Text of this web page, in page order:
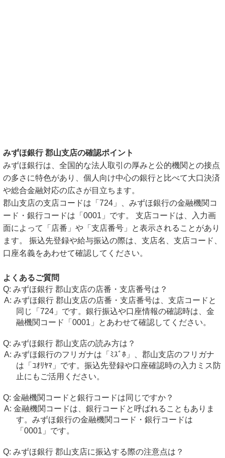
みずほ銀行 郡山支店の確認ポイント
みずほ銀行は、全国的な法人取引の厚みと公的機関との接点
の多さに特色があり、個人向け中心の銀行と比べて大口決済
や総合金融対応の広さが目立ちます。
郡山支店の支店コードは「724」、みずほ銀行の金融機関コ
ード・銀行コードは「0001」です。 支店コードは、入力画
面によって「店番」や「支店番号」と表示されることがあり
ます。 振込先登録や給与振込の際は、支店名、支店コード、
口座名義をあわせて確認してください。
よくあるご質問
みずほ銀行 郡山支店の店番・支店番号は？
みずほ銀行 郡山支店の店番・支店番号は、支店コードと
同じ「724」です。銀行振込や口座情報の確認時は、金
融機関コード「0001」とあわせて確認してください。
みずほ銀行 郡山支店の読み方は？
みずほ銀行のフリガナは「ﾐｽﾞﾎ」、郡山支店のフリガナ
は「ｺｵﾘﾔﾏ」です。振込先登録や口座確認時の入力ミス防
止にもご活用ください。
金融機関コードと銀行コードは同じですか？
金融機関コードは、銀行コードと呼ばれることもありま
す。みずほ銀行の金融機関コード・銀行コードは
「0001」です。
みずほ銀行 郡山支店に振込する際の注意点は？